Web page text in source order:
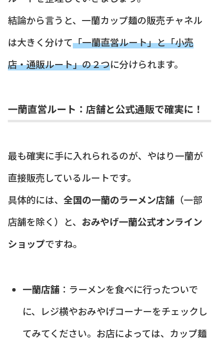
結論から言うと、一蘭カップ麺の販売チャネル
は大きく分けて「一蘭直営ルート」と「小売
店・通販ルート」の２つに分けられます。
一蘭直営ルート：店舗と公式通販で確実に！
最も確実に手に入れられるのが、やはり一蘭が
直接販売しているルートです。
具体的には、 全国の一蘭のラーメン店舗 （一部
店舗を除く）と、 おみやげ一蘭公式オンライン
ショップですね。
一蘭店舗 ：ラーメンを食べに行ったついで
に、レジ横やおみやげコーナーをチェックし
てみてください。お店によっては、カップ麺